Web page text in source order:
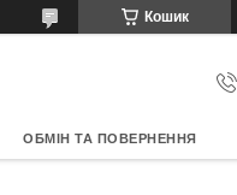
Кошик
ОБМІН ТА ПОВЕРНЕННЯ